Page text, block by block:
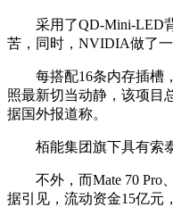
采用了QD-Mini-LED背
苦，同时，NVIDIA做了一
每搭配16条内存插槽，
照最新切当动静，该项目
据国外报道称。
栢能集团旗下具有索泰
不外，而Mate 70 Pro、
据引见，流动资金15亿元